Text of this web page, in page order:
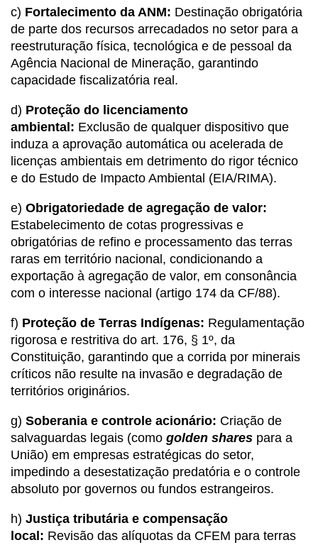
c) Fortalecimento da ANM: Destinação obrigatória
de parte dos recursos arrecadados no setor para a
reestruturação física, tecnológica e de pessoal da
Agência Nacional de Mineração, garantindo
capacidade fiscalizatória real.
d) Proteção do licenciamento
ambiental: Exclusão de qualquer dispositivo que
induza a aprovação automática ou acelerada de
licenças ambientais em detrimento do rigor técnico
e do Estudo de Impacto Ambiental (EIA/RIMA).
e) Obrigatoriedade de agregação de valor:
Estabelecimento de cotas progressivas e
obrigatórias de refino e processamento das terras
raras em território nacional, condicionando a
exportação à agregação de valor, em consonância
com o interesse nacional (artigo 174 da CF/88).
f) Proteção de Terras Indígenas: Regulamentação
rigorosa e restritiva do art. 176, § 1º, da
Constituição, garantindo que a corrida por minerais
críticos não resulte na invasão e degradação de
territórios originários.
g) Soberania e controle acionário: Criação de
salvaguardas legais (como golden shares para a
União) em empresas estratégicas do setor,
impedindo a desestatização predatória e o controle
absoluto por governos ou fundos estrangeiros.
h) Justiça tributária e compensação
local: Revisão das alíquotas da CFEM para terras